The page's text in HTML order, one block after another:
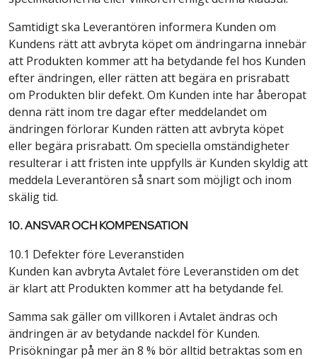
Samtidigt ska Leverantören informera Kunden om
Kundens rätt att avbryta köpet om ändringarna innebär
att Produkten kommer att ha betydande fel hos Kunden
efter ändringen, eller rätten att begära en prisrabatt
om Produkten blir defekt. Om Kunden inte har åberopat
denna rätt inom tre dagar efter meddelandet om
ändringen förlorar Kunden rätten att avbryta köpet
eller begära prisrabatt. Om speciella omständigheter
resulterar i att fristen inte uppfylls är Kunden skyldig att
meddela Leverantören så snart som möjligt och inom
skälig tid.
10. ANSVAR OCH KOMPENSATION
10.1 Defekter före Leveranstiden
Kunden kan avbryta Avtalet före Leveranstiden om det
är klart att Produkten kommer att ha betydande fel.
Samma sak gäller om villkoren i Avtalet ändras och
ändringen är av betydande nackdel för Kunden.
Prisökningar på mer än 8 % bör alltid betraktas som en